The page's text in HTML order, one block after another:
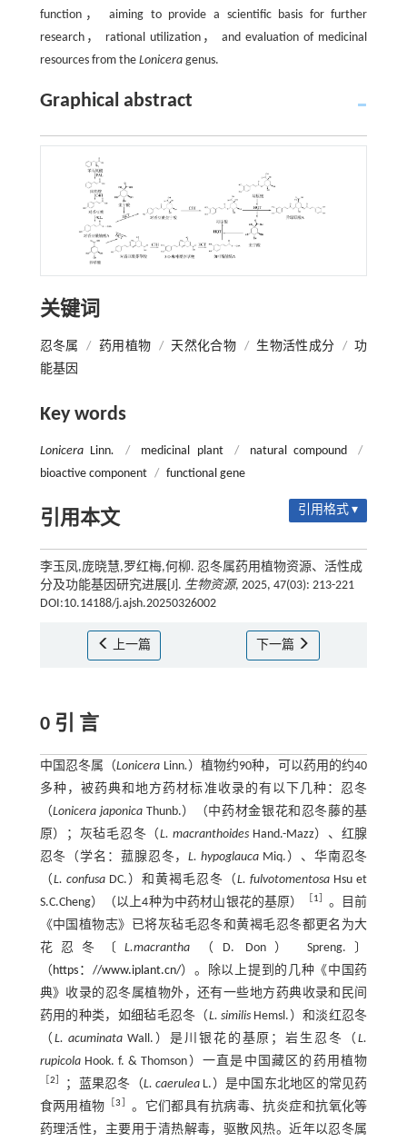
function， aiming to provide a scientific basis for further
research， rational utilization， and evaluation of medicinal
resourc‍es from the Loniceragenus.
Graphical abstract
关键词
忍冬属 / 药用植物 / 天然化合物 / 生物活性成分 / 功
能基因
Key words
LoniceraLinn. / medicinal plant / natural compound
/
bioactive component / functional gene
引用本文 引用格式 ▾
李玉凤,庞晓慧,罗红梅,何柳. 忍冬属药用植物资源、活性成
分及功能基因研究进展[J]. 生物资源, 2025, 47(03): 213-221
DOI:10.14188/j.ajsh.20250326002
上一篇 下一篇
0 引 言
中国忍冬属（Lonicera Linn. ）植物约90种，可以药用的约40
多种，被药典和地方药材标准收录的有以下几种：忍冬
（Lonicera japonicaThunb.）（中药材金银花和忍冬藤的基
原）；灰毡毛忍冬（L. macranthoidesHand.-Mazz）、红腺
忍冬（学名：菰腺忍冬，L. hypoglauca Miq.）、华南忍冬
（ L. confusaDC.）和黄褐毛忍冬（L. fulvotomentosa Hsu et
S.C.Cheng）（以上4种为中药材山银花的基原）
1
。目前
《中国植物志》已将灰毡毛忍冬和黄褐毛忍冬都更名为大
花忍冬〔 L.macrantha（D. Don） Spreng.〕
（ https：//www.iplant.cn/）。除以上提到的几种《中国药
典》收录的忍冬属植物外，还有一些地方药典收录和民间
药用的种类，如细毡毛忍冬（ L. similis Hemsl.）和淡红忍冬
（ L. acuminataWall.）是川银花的基原；岩生忍冬（L.
rupicolaHook. f. & Thomson）一直是中国藏区的药用植物
2 ；蓝果忍冬（L. caerulea L.）是中国东北地区的常见药
食两用植物 ［3
。它们都具有抗病毒、抗炎症和抗氧化等
药理活性，主要用于清热解毒，驱散风热。近年以忍冬属